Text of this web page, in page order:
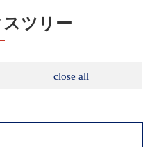
ツリー
close all